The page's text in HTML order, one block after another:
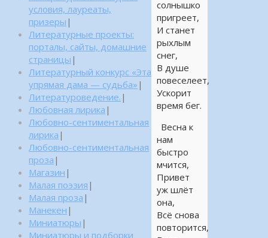
солнышко
пригреет,
И станет
рыхлым
снег,
В душе
повеселеет,
Ускорит
время бег.
Весна к
нам
быстро
мчится,
Привет
уж шлёт
она,
Всё снова
повторится,
условия, лауреаты,
призеры |
Литературные проекты:
порталы, сайты, домашние
страницы |
Литературный конкурс «Эта
упрямая дама — судьба» |
Литературоведение. |
Любовная лирика |
Любовно-сентиментальная
лирика |
Любовно-сентиментальная
проза |
Магазин |
Малая поэзия |
Малая проза |
Манекен |
Миниатюры |
Миниатюры и подборки